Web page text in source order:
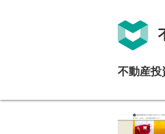
不動産投